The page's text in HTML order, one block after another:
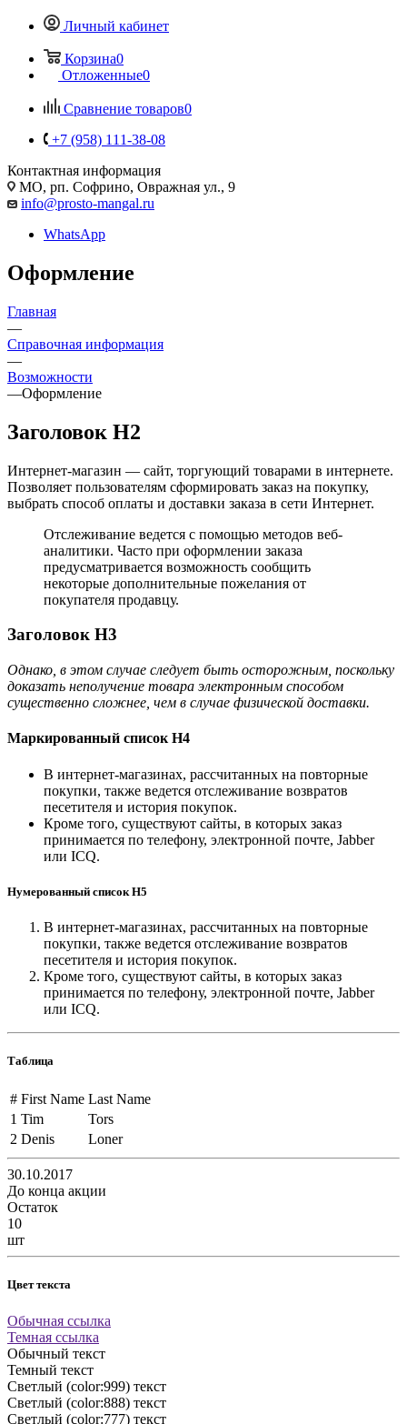
Личный кабинет
Корзина0
Отложенные0
Сравнение товаров0
+7 (958) 111-38-08
Контактная информация
МО, рп. Софрино, Овражная ул., 9
info@prosto-mangal.ru
WhatsApp
Оформление
Главная
—
Справочная информация
—
Возможности
—Оформление
Заголовок H2
Интернет-магазин — сайт, торгующий товарами в интернете.
Позволяет пользователям сформировать заказ на покупку,
выбрать способ оплаты и доставки заказа в сети Интернет.
Отслеживание ведется с помощью методов веб-
аналитики. Часто при оформлении заказа
предусматривается возможность сообщить
некоторые дополнительные пожелания от
покупателя продавцу.
Заголовок H3
Однако, в этом случае следует быть осторожным, поскольку
доказать неполучение товара электронным способом
существенно сложнее, чем в случае физической доставки.
Маркированный список H4
В интернет-магазинах, рассчитанных на повторные
покупки, также ведется отслеживание возвратов
песетителя и история покупок.
Кроме того, существуют сайты, в которых заказ
принимается по телефону, электронной почте, Jabber
или ICQ.
Нумерованный список H5
В интернет-магазинах, рассчитанных на повторные
покупки, также ведется отслеживание возвратов
песетителя и история покупок.
Кроме того, существуют сайты, в которых заказ
принимается по телефону, электронной почте, Jabber
или ICQ.
Таблица
# First Name Last Name
1 Tim
Tors
2 Denis Loner
30.10.2017
До конца акции
Остаток
10
шт
Цвет текста
Обычная ссылка
Темная ссылка
Обычный текст
Темный текст
Светлый (color:999) текст
Светлый (color:888) текст
Светлый (color:777) текст